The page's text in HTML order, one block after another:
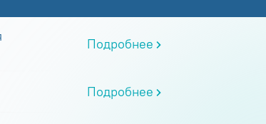
Подробнее
Подробнее